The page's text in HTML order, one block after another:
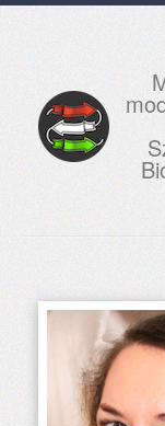
OKTATÁS
MUNKATÁRSAK
AKTUÁLIS